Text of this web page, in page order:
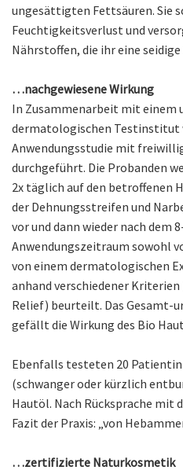
ungesättigten Fettsäuren. Sie
Feuchtigkeitsverlust und
Nährstoffen, die ihr eine
…nachgewiesene Wirkung
In Zusammenarbeit mit einem
dermatologischen Testinstitut
Anwendungsstudie mit
durchgeführt. Die Probanden
2x täglich auf den betroffenen
der Dehnungsstreifen und
vor und dann wieder nach dem
Anwendungszeitraum sowohl
von einem dermatologischen
anhand verschiedener
Relief) beurteilt. Das Gesamt-
gefällt die Wirkung des Bio
Ebenfalls testeten 20
(schwanger oder kürzlich
Hautöl. Nach Rücksprache mit
Fazit der Praxis: „von
…zertifizierte Naturkosmetik